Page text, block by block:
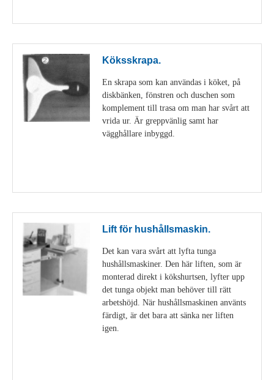
Köksskrapa.
En skrapa som kan användas i köket, på
diskbänken, fönstren och duschen som
komplement till trasa om man har svårt att
vrida ur. Är greppvänlig samt har
vägghållare inbyggd.
Lift för hushållsmaskin.
Det kan vara svårt att lyfta tunga
hushållsmaskiner. Den här liften, som är
monterad direkt i kökshurtsen, lyfter upp
det tunga objekt man behöver till rätt
arbetshöjd. När hushållsmaskinen använts
färdigt, är det bara att sänka ner liften
igen.